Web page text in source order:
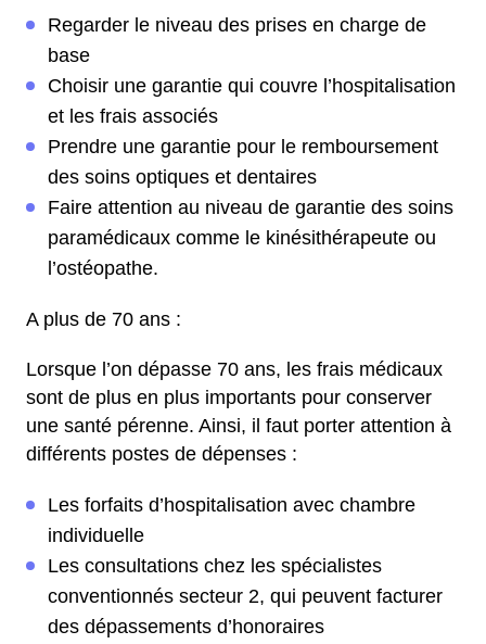
Regarder le niveau des prises en charge de
base
Choisir une garantie qui couvre l’hospitalisation
et les frais associés
Prendre une garantie pour le remboursement
des soins optiques et dentaires
Faire attention au niveau de garantie des soins
paramédicaux comme le kinésithérapeute ou
l’ostéopathe.
A plus de 70 ans :
Lorsque l’on dépasse 70 ans, les frais médicaux
sont de plus en plus importants pour conserver
une santé pérenne. Ainsi, il faut porter attention à
différents postes de dépenses :
Les forfaits d’hospitalisation avec chambre
individuelle
Les consultations chez les spécialistes
conventionnés secteur 2, qui peuvent facturer
des dépassements d’honoraires